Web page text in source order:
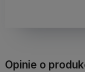
Opinie o